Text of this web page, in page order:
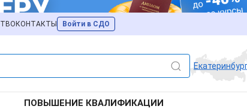
КОНТАКТЫ Войти в СДО
ПОВЫШЕНИЕ КВАЛИФИКАЦИИ